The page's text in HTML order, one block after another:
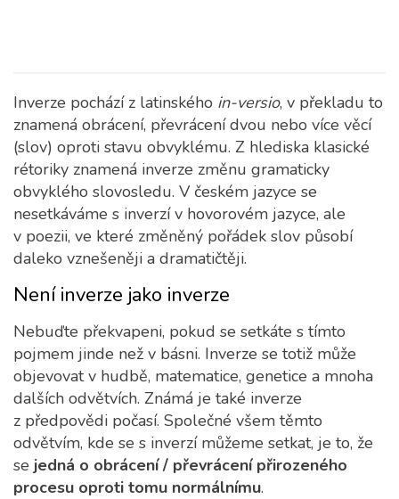
Inverze pochází z latinského in-versio, v překladu to
znamená obrácení, převrácení dvou nebo více věcí
(slov) oproti stavu obvyklému. Z hlediska klasické
rétoriky znamená inverze změnu gramaticky
obvyklého slovosledu. V českém jazyce se
nesetkáváme s inverzí v hovorovém jazyce, ale
v poezii, ve které změněný pořádek slov působí
daleko vznešeněji a dramatičtěji.
Není inverze jako inverze
Nebuďte překvapeni, pokud se setkáte s tímto
pojmem jinde než v básni. Inverze se totiž může
objevovat v hudbě, matematice, genetice a mnoha
dalších odvětvích. Známá je také inverze
z předpovědi počasí. Společné všem těmto
odvětvím, kde se s inverzí můžeme setkat, je to, že
se jedná o obrácení / převrácení přirozeného
procesu oproti tomu normálnímu.